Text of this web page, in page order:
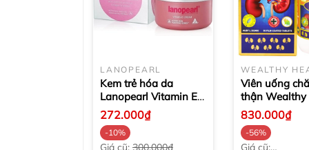
LANOPEARL
Kem trẻ hóa da
Lanopearl Vitamin E
với hoa anh thảo,
collagen & lanolin
100ml
272.000₫
-10%
Giá cũ: 300.000₫
WEALTHY
Viên uống
thận Wealthy
Maxi Kidney
viên
830.000₫
-56%
Giá cũ: